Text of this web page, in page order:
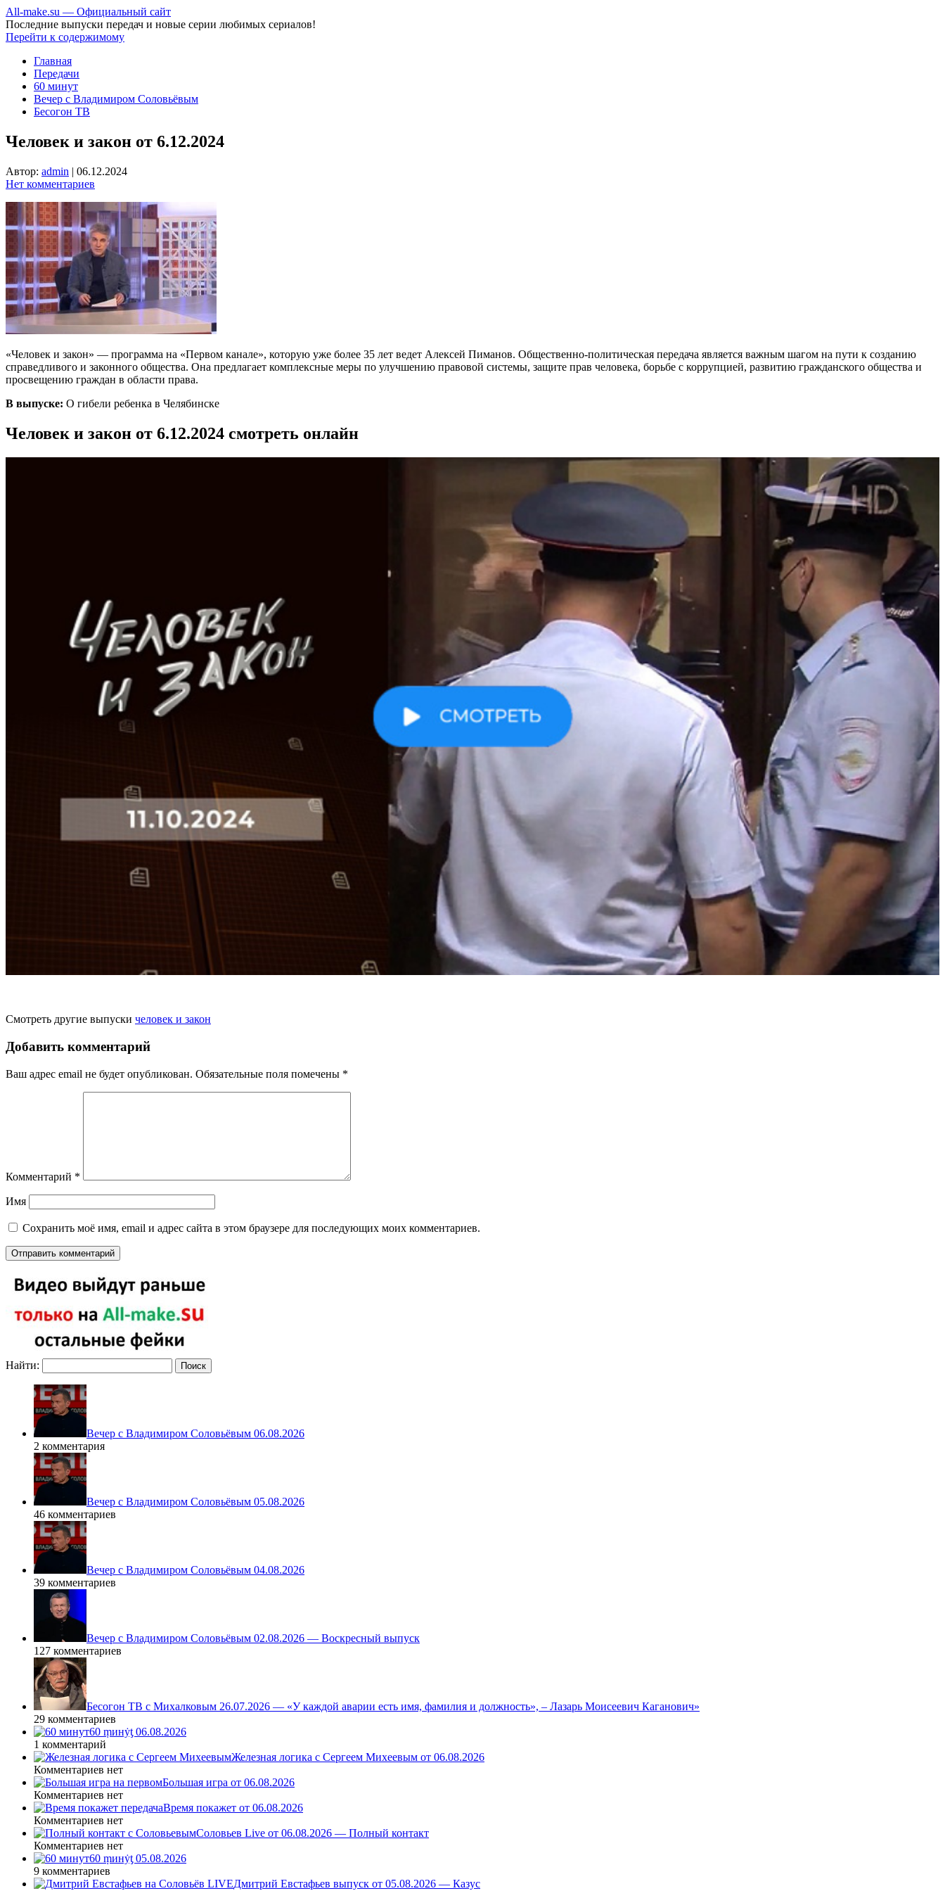
All-make.su — Официальный сайт
Последние выпуски передач и новые серии любимых сериалов!
Перейти к содержимому
Главная
Передачи
60 минут
Вечер с Владимиром Соловьёвым
Бесогон ТВ
Человек и закон от 6.12.2024
Автор: admin | 06.12.2024
Нет комментариев
«Человек и закон» — программа на «Первом канале», которую уже более 35 лет ведет Алексей Пиманов. Общественно-политическая передача является важным шагом на пути к созданию
справедливого и законного общества. Она предлагает комплексные меры по улучшению правовой системы, защите прав человека, борьбе с коррупцией, развитию гражданского общества и
просвещению граждан в области права.
В выпуске: О гибели ребенка в Челябинске
Человек и закон от 6.12.2024 смотреть онлайн
Смотреть другие выпуски человек и закон
Добавить комментарий
Ваш адрес email не будет опубликован. Обязательные поля помечены *
Комментарий *
Имя
Сохранить моё имя, email и адрес сайта в этом браузере для последующих моих комментариев.
Найти:
Вечер с Владимиром Соловьёвым 06.08.2026
2 комментария
Вечер с Владимиром Соловьёвым 05.08.2026
46 комментариев
Вечер с Владимиром Соловьёвым 04.08.2026
39 комментариев
Вечер с Владимиром Соловьёвым 02.08.2026 — Воскресный выпуск
127 комментариев
Бесогон ТВ с Михалковым 26.07.2026 — «У каждой аварии есть имя, фамилия и должность», – Лазарь Моисеевич Каганович»
29 комментариев
60 ṃинẏƫ 06.08.2026
1 комментарий
Железная логика с Сергеем Михеевым от 06.08.2026
Комментариев нет
Большая игра от 06.08.2026
Комментариев нет
Время покажет от 06.08.2026
Комментариев нет
Соловьев Live от 06.08.2026 — Полный контакт
Комментариев нет
60 ṃинẏƫ 05.08.2026
9 комментариев
Дмитрий Евстафьев выпуск от 05.08.2026 — Казус